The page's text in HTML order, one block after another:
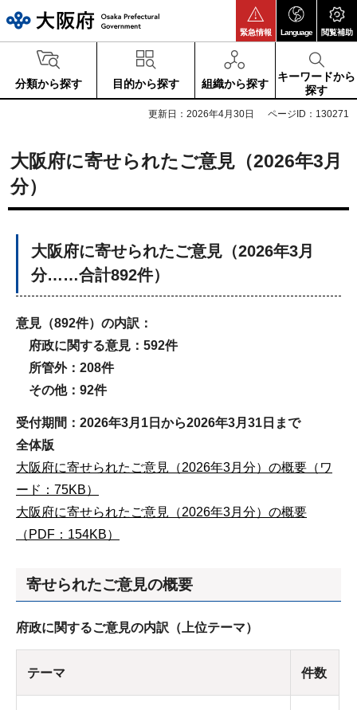
緊急情報 Language 閲覧補助
分類から探す 目的から探す 組織から探す
キーワードから
探す
更新日：2026年4月30日 ページID：130271
大阪府に寄せられたご意見（2026年3月
分）
大阪府に寄せられたご意見（2026年3月
分……合計892件）
意見（892件）の内訳：
府政に関する意見：592件
所管外：208件
その他：92件
受付期間：2026年3月1日から2026年3月31 日まで
全体版
大阪府に寄せられたご意見（2026年3月分）の概要（ワ
ード：75KB）
大阪府に寄せられたご意見（2026年3月分）の概要
（PDF：154KB）
寄せられたご意見の概要
府政に関するご意見の内訳（上位テーマ）
テーマ 件数